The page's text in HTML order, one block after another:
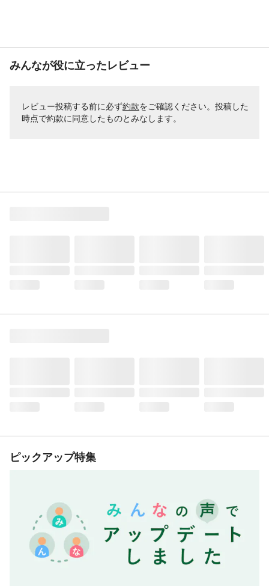
みんなが役に立ったレビュー
レビュー投稿する前に必ず約款をご確認ください。投稿した
時点で約款に同意したものとみなします。
ピックアップ特集